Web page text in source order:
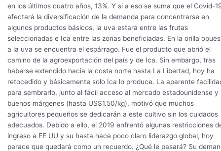
en los últimos cuatro años, 13%. Y si a eso se suma que el Covid-
afectará la diversificación de la demanda para concentrarse en
algunos productos básicos, la uva estará entre las frutas
seleccionadas e Ica entre las zonas beneficiadas. En la orilla
a la uva se encuentra el espárrago. Fue el producto que abrió el
camino de la agroexportación del país y de Ica. Sin embargo, tras
haberse extendido hacia la costa norte hasta La Libertad, hoy ha
retocedido y básicamente solo Ica lo produce. La aparente
para sembrarlo, junto al fácil acceso al mercado estadounidense y
buenos márgenes (hasta US$1.50/kg), motivó que muchos
agricultores pequeños se dedicarán a este cultivo sin los cuidados
adecuados. Debido a ello, el 2019 enfrentó algunas restricciones
ingreso a EE UU y su hasta hace poco claro liderazgo global, hoy
parace que quedará como un recuerdo. ¿Qué le pasará? Su